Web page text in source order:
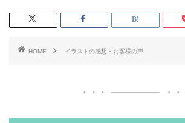
HOME イラストの感想・お客様の声